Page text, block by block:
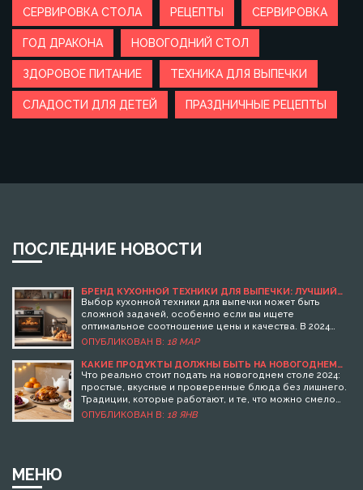
СЕРВИРОВКА СТОЛА РЕЦЕПТЫ СЕРВИРОВКА
ГОД ДРАКОНА НОВОГОДНИЙ СТОЛ
ЗДОРОВОЕ ПИТАНИЕ ТЕХНИКА ДЛЯ ВЫПЕЧКИ
СЛАДОСТИ ДЛЯ ДЕТЕЙ ПРАЗДНИЧНЫЕ РЕЦЕПТЫ
ПОСЛЕДНИЕ НОВОСТИ
БРЕНД КУХОННОЙ ТЕХНИКИ ДЛЯ ВЫПЕЧКИ: ЛУЧШИЙ
БАЛАНС ЦЕНЫ И КАЧЕСТВА В 2024 ГОДУ
Выбор кухонной техники для выпечки может быть
сложной задачей, особенно если вы ищете
оптимальное соотношение цены и качества. В 2024
году на рынке появилось множество новых моделей с
статье мы рассматриваем, какой бренд лучше всего
подойдет для вашего дома. Узнайте о последних
трендах и полезных советах, чтобы выбрать технику,
которая будет надежно служить вам долгие годы.
ОПУБЛИКОВАН В: 18 МАР
КАКИЕ ПРОДУКТЫ ДОЛЖНЫ БЫТЬ НА НОВОГОДНЕМ
СТОЛЕ 2024: ТРАДИЦИИ И РЕАЛЬНЫЕ БЛЮДА БЕЗ
ЛИШНЕГО
Что реально стоит подать на новогоднем столе 2024:
простые, вкусные и проверенные блюда без лишнего.
Традиции, которые работают, и те, что можно смело
убрать.
ОПУБЛИКОВАН В: 18 ЯНВ
МЕНЮ